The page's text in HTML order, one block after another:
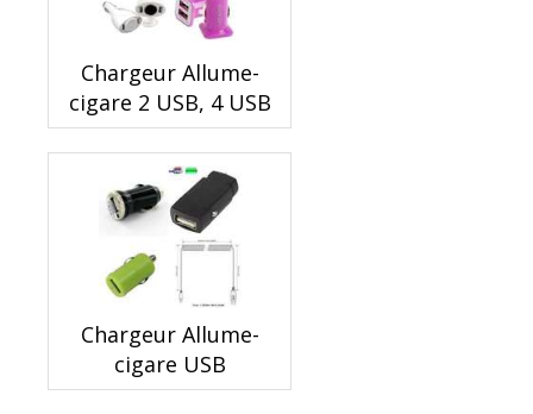
Chargeur Allume-
cigare 2 USB, 4 USB
Chargeur Allume-
cigare USB